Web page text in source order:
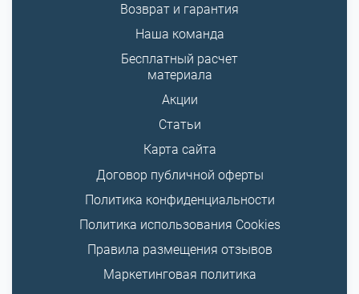
Возврат и гарантия
Наша команда
Бесплатный расчет
материала
Акции
Статьи
Карта сайта
Договор публичной оферты
Политика конфиденциальности
Политика использования Cookies
Правила размещения отзывов
Маркетинговая политика